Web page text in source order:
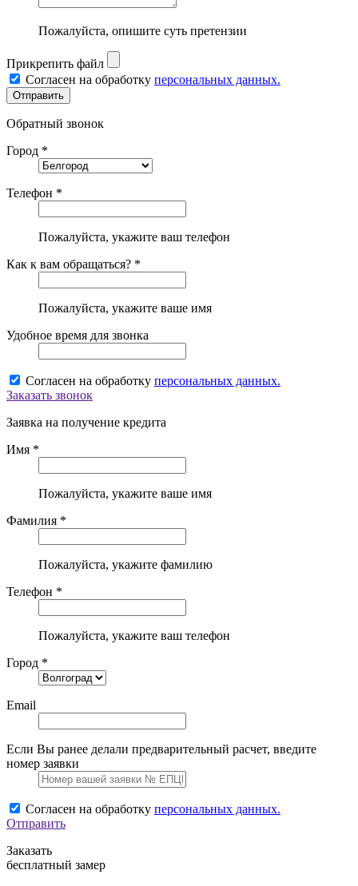
Пожалуйста, опишите суть претензии
Прикрепить файл
Согласен на обработку персональных данных.
Обратный звонок
Город *
Телефон *
Пожалуйста, укажите ваш телефон
Как к вам обращаться? *
Пожалуйста, укажите ваше имя
Удобное время для звонка
Согласен на обработку персональных данных.
Заказать звонок
Заявка на получение кредита
Имя *
Пожалуйста, укажите ваше имя
Фамилия *
Пожалуйста, укажите фамилию
Телефон *
Пожалуйста, укажите ваш телефон
Город *
Email
Если Вы ранее делали предварительный расчет, введите
номер заявки
Согласен на обработку персональных данных.
Отправить
Заказать
бесплатный замер